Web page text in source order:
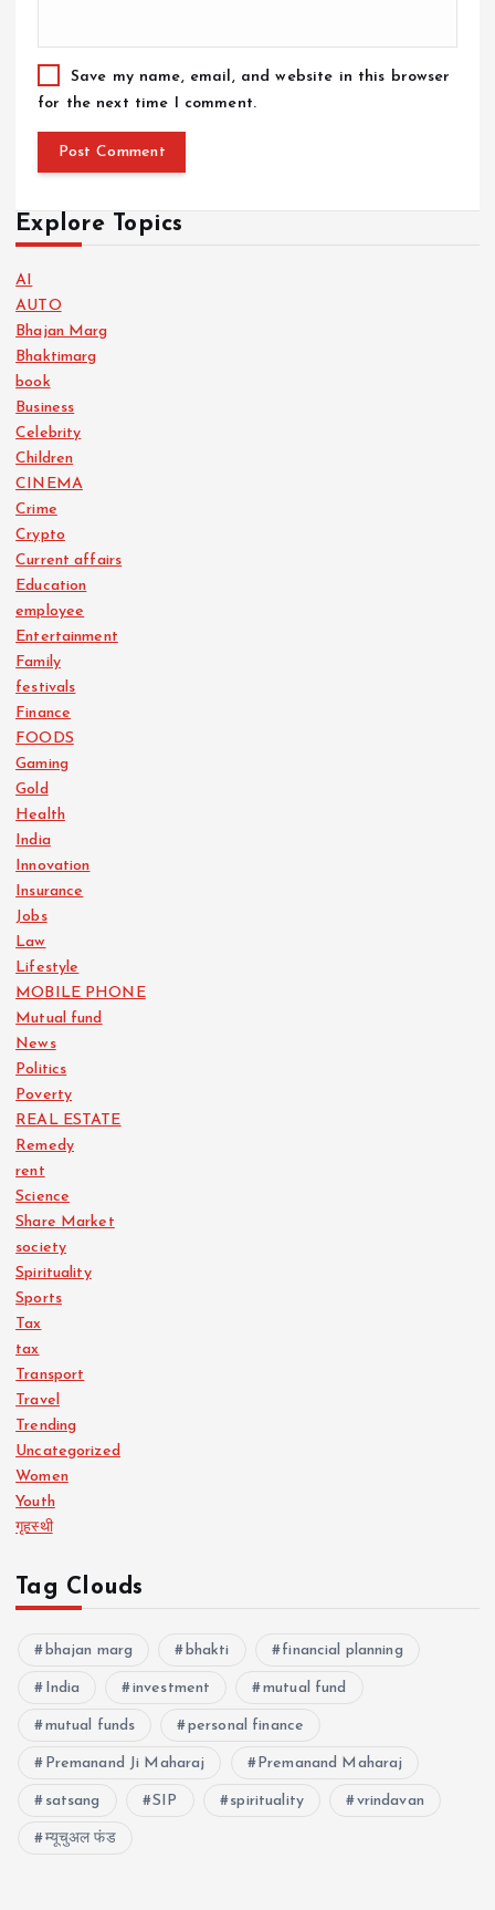
Save my name, email, and website in this browser
for the next time I comment.
Explore Topics
AI
AUTO
Bhajan Marg
Bhaktimarg
book
Business
Celebrity
Children
CINEMA
Crime
Crypto
Current affairs
Education
employee
Entertainment
Family
festivals
Finance
FOODS
Gaming
Gold
Health
India
Innovation
Insurance
Jobs
Law
Lifestyle
MOBILE PHONE
Mutual fund
News
Politics
Poverty
REAL ESTATE
Remedy
rent
Science
Share Market
society
Spirituality
Sports
Tax
tax
Transport
Travel
Trending
Uncategorized
Women
Youth
गृहस्थी
Tag Clouds
bhajan marg bhakti financial planning
India investment mutual fund
mutual funds personal finance
Premanand Ji Maharaj Premanand Maharaj
satsang SIP spirituality vrindavan
म्यूचुअल फंड